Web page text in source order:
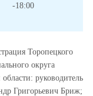
-18:00
Торопецкого
округа
области: руководитель
Григорьевич Бриж;